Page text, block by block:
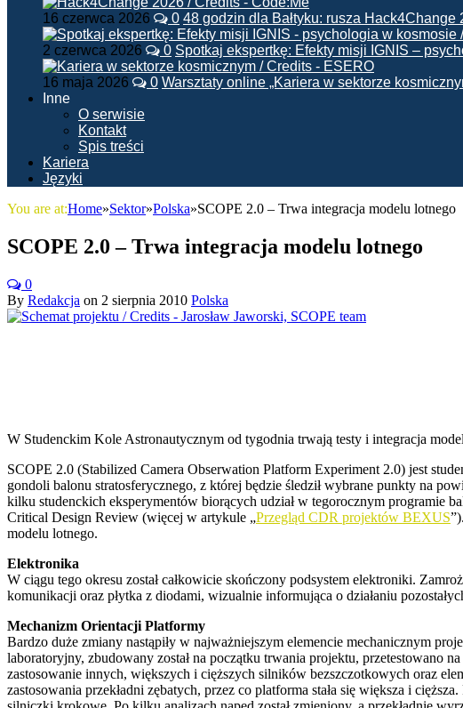
16 czerwca 2026 0 48 godzin dla Bałtyku: rusza Hack4Change
2 czerwca 2026 0 Spotkaj ekspertkę: Efekty misji IGNIS –
16 maja 2026 0 Warsztaty online „Kariera w sektorze
Inne
O serwisie
Kontakt
Spis treści
Kariera
Języki
You are at:Home»Sektor»Polska»SCOPE 2.0 – Trwa integracja modelu lotnego
SCOPE 2.0 – Trwa integracja modelu lotnego
0
By Redakcja on 2 sierpnia 2010 Polska
W Studenckim Kole Astronautycznym od tygodnia trwają testy i integracja
SCOPE 2.0 (Stabilized Camera Obserwation Platform Experiment 2.0) jest
gondoli balonu stratosferycznego, z której będzie śledził wybrane punkty na
kilku studenckich eksperymentów biorących udział w tegorocznym programie
Critical Design Review (więcej w artykule „Przegląd CDR projektów BEXUS
modelu lotnego.
Elektronika
W ciągu tego okresu został całkowicie skończony podsystem elektroniki.
komunikacji oraz płytka z diodami, wizualnie informująca o działaniu
Mechanizm Orientacji Platformy
Bardzo duże zmiany nastąpiły w najważniejszym elemencie mechanicznym
laboratoryjny, zbudowany został na początku trwania projektu, przetestowano
zastosowanie innych, większych i cięższych silników bezszczotkowych oraz
zastosowania przekładni zębatych, przez co platforma stała się większa i